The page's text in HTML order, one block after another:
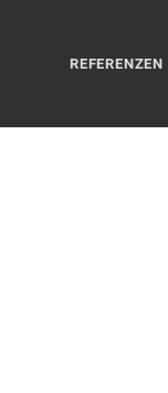
REFERENZEN